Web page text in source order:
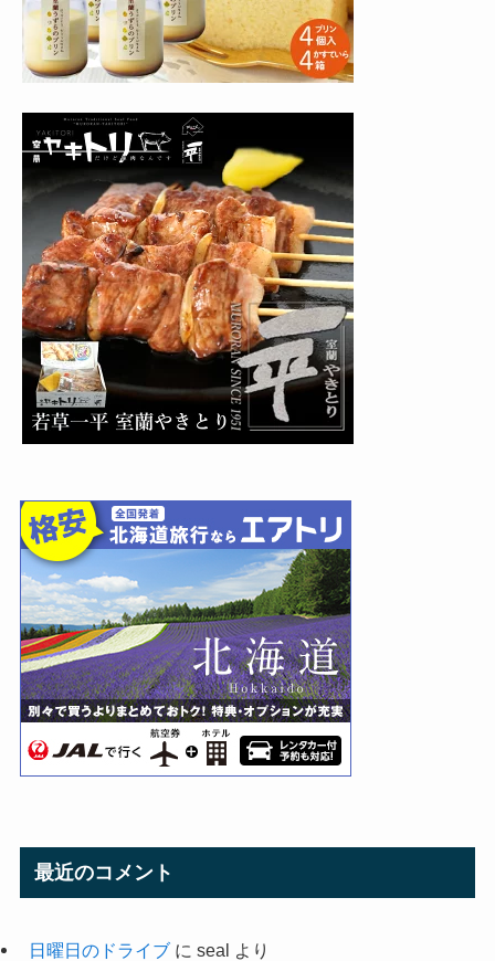
最近のコメント
日曜日のドライブに seal より